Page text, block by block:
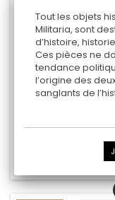
" ROYAL
Tout les objets
Militaria, sont
d’histoire,
Ces pièces ne
tendance
l’origine des
sanglants de